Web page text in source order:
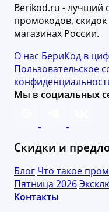
Berikod.ru - лучший
промокодов,
магазинах России.
О нас БериКод в
Пользовательское
Мы в социальных
Скидки и
Блог Что такое
Пятница 2026
Контакты